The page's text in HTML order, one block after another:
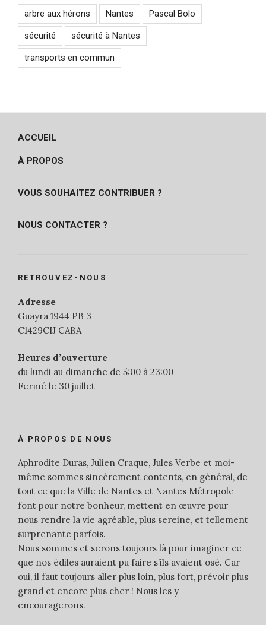
arbre aux hérons Nantes Pascal Bolo
sécurité sécurité à Nantes
transports en commun
ACCUEIL
À PROPOS
VOUS SOUHAITEZ CONTRIBUER ?
NOUS CONTACTER ?
RETROUVEZ-NOUS
Adresse
Guayra 1944 PB 3
C1429CIJ CABA
Heures d’ouverture
du lundi au dimanche de 5:00 à 23:00
Fermé le 30 juillet
À PROPOS DE NOUS
Aphrodite Duras, Julien Craque, Jules Verbe et moi-
même sommes sincèrement contents, en général, de
tout ce que la Ville de Nantes et Nantes Métropole
font pour notre bonheur, mettent en œuvre pour
nous rendre la vie agréable, plus sereine, et tellement
surprenante parfois.
Nous sommes et serons toujours là pour imaginer ce
que nos édiles auraient pu faire s’ils avaient osé. Car
oui, il faut toujours aller plus loin, plus fort, prévoir plus
grand et encore plus cher ! Nous les y
encouragerons.